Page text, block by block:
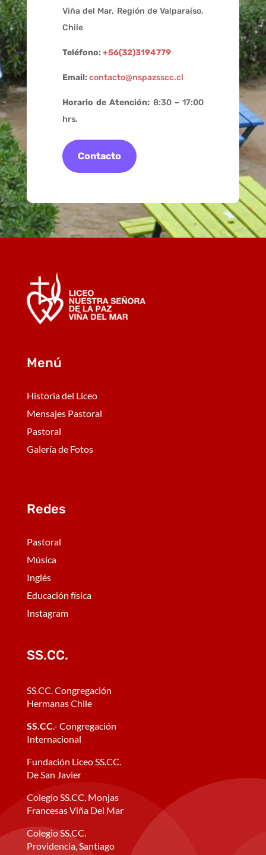
Viña del Mar, Región de Valparaíso,
Chile
Teléfono:+56(32)3194779
Email:contacto@nspazsscc.cl
Horario de Atención: 8:30 – 17:00
hrs.
Contacto
Menú
Historia del Liceo
Mensajes Pastoral
Pastoral
Galería de Fotos
Redes
Pastoral
Música
Inglés
Educación física
Instagram
SS.CC.
SS.CC. Congregación
Hermanas Chile
SS.CC.- Congregación
Internacional
Fundación Liceo SS.CC.
De San Javier
Colegio SS.CC. Monjas
Francesas Viña Del Mar
Colegio SS.CC.
Providencia, Santiago